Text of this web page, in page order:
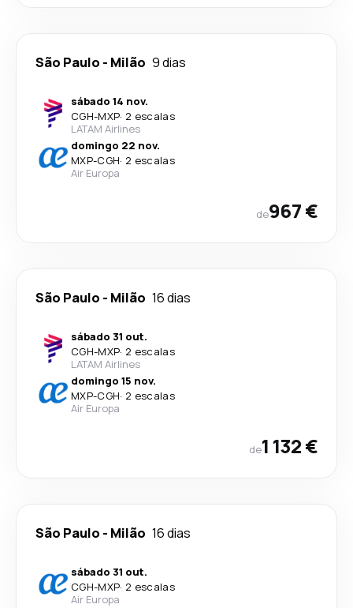
São Paulo - Milão 9 dias
sábado 14 nov.
CGH-MXP· 2 escalas
LATAM Airlines
domingo 22 nov.
MXP-CGH· 2 escalas
Air Europa
de967 €
São Paulo - Milão 16 dias
sábado 31 out.
CGH-MXP· 2 escalas
LATAM Airlines
domingo 15 nov.
MXP-CGH· 2 escalas
Air Europa
de1 132 €
São Paulo - Milão 16 dias
sábado 31 out.
CGH-MXP· 2 escalas
Air Europa